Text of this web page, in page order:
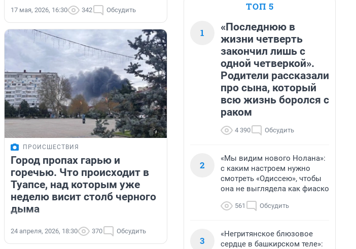
17 мая, 2026, 16:30 342 Обсудить
ПРОИСШЕСТВИЯ
Город пропах гарью и
горечью. Что происходит в
Туапсе, над которым уже
неделю висит столб черного
дыма
24 апреля, 2026, 18:30 370 Обсудить
ТОП 5
1
«Последнюю в
жизни четверть
закончил лишь с
одной четверкой».
Родители рассказали
про сына, который
всю жизнь боролся с
раком
4 390 Обсудить
2
«Мы видим нового Нолана»:
с каким настроем нужно
смотреть «Одиссею», чтобы
она не выглядела как фиаско
561 Обсудить
3
«Негритянское блюзовое
сердце в башкирском теле»: